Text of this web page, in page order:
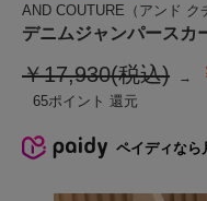
AND COUTURE（アンド ク
デニムジャンパースカ
￥17,930(税込)
65
ペイディなら